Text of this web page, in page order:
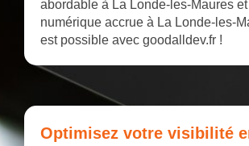
abordable à La Londe-les-Maures
numérique accrue à La Londe-les-
est possible avec goodalldev.fr !
Optimisez votre visibilité